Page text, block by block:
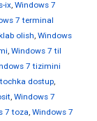
ix, Windows 7
7 terminal
olish, Windows
, Windows 7 til
7 tizimini
dostup,
, Windows 7
7 toza, Windows 7